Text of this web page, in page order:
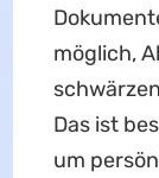
möglich,
Das ist
um